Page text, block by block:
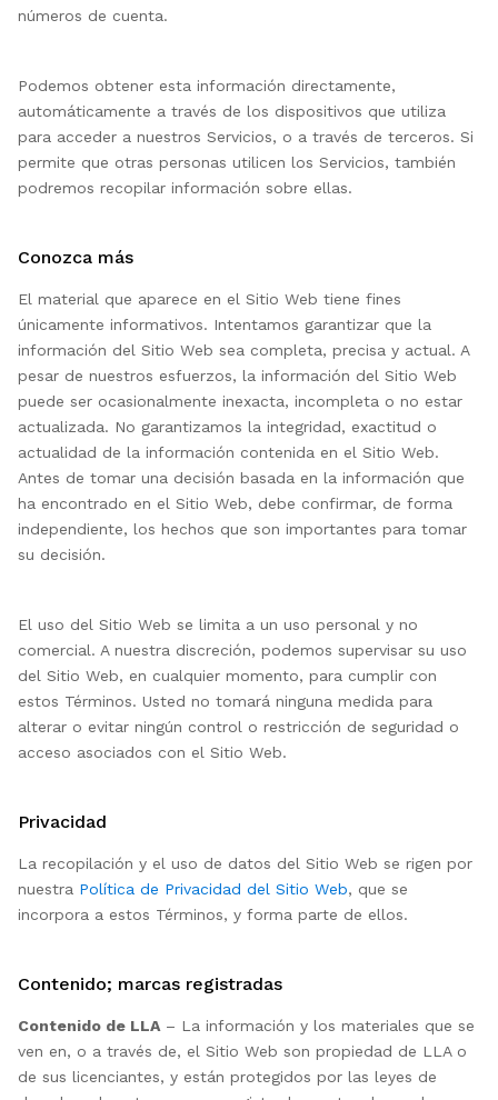
números de cuenta.
Podemos obtener esta información directamente,
automáticamente a través de los dispositivos que utiliza
para acceder a nuestros Servicios, o a través de terceros. Si
permite que otras personas utilicen los Servicios, también
podremos recopilar información sobre ellas.
Conozca más
El material que aparece en el Sitio Web tiene fines
únicamente informativos. Intentamos garantizar que la
información del Sitio Web sea completa, precisa y actual. A
pesar de nuestros esfuerzos, la información del Sitio Web
puede ser ocasionalmente inexacta, incompleta o no estar
actualizada. No garantizamos la integridad, exactitud o
actualidad de la información contenida en el Sitio Web.
Antes de tomar una decisión basada en la información que
ha encontrado en el Sitio Web, debe confirmar, de forma
independiente, los hechos que son importantes para tomar
su decisión.
El uso del Sitio Web se limita a un uso personal y no
comercial. A nuestra discreción, podemos supervisar su uso
del Sitio Web, en cualquier momento, para cumplir con
estos Términos. Usted no tomará ninguna medida para
alterar o evitar ningún control o restricción de seguridad o
acceso asociados con el Sitio Web.
Privacidad
La recopilación y el uso de datos del Sitio Web se rigen por
nuestra Política de Privacidad del Sitio Web, que se
incorpora a estos Términos, y forma parte de ellos.
Contenido; marcas registradas
Contenido de LLA – La información y los materiales que se
ven en, o a través de, el Sitio Web son propiedad de LLA o
de sus licenciantes, y están protegidos por las leyes de